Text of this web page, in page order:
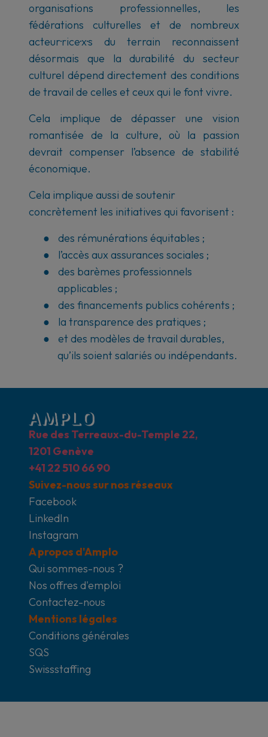
organisations professionnelles, les
fédérations culturelles et de nombreux
acteur·rice·x·s du terrain reconnaissent
désormais que la durabilité du secteur
culturel dépend directement des conditions
de travail de celles et ceux qui le font vivre.
Cela implique de dépasser une vision
romantisée de la culture, où la passion
devrait compenser l’absence de stabilité
économique.
Cela implique aussi de soutenir
concrètement les initiatives qui favorisent :
●
des rémunérations équitables ;
●
l’accès aux assurances sociales ;
●
des barèmes professionnels
applicables ;
●
des financements publics cohérents ;
●
la transparence des pratiques ;
●
et des modèles de travail durables,
qu’ils soient salariés ou indépendants.
Rue des Terreaux-du-Temple 22,
1201 Genève
+41 22 510 66 90
Suivez-nous sur nos réseaux
Facebook
LinkedIn
Instagram
A propos d'Amplo
Qui sommes-nous ?
Nos offres d'emploi
Contactez-nous
Mentions légales
Conditions générales
SQS
Swissstaffing